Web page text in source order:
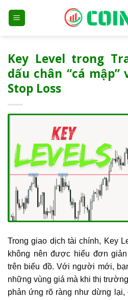
Key Level trong
dấu chân “cá
Stop Loss
Trong giao dịch tài chính, Key
không nên được hiểu đơn
trên biểu đồ. Với người mới,
những vùng giá mà khi thị
phản ứng rõ ràng như dừng lại,